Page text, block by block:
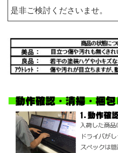
是非ご検討くださいませ。